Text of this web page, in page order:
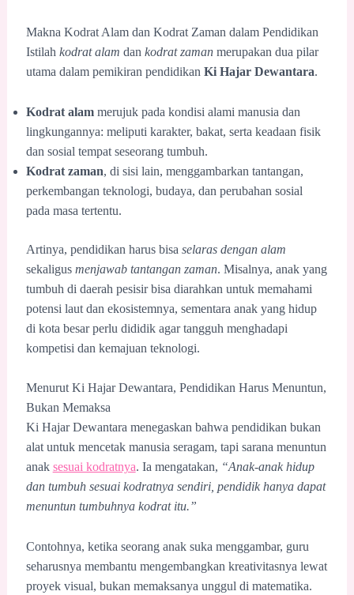
Makna Kodrat Alam dan Kodrat Zaman dalam Pendidikan
Istilah kodrat alam dan kodrat zamanmerupakan dua pilar
utama dalam pemikiran pendidikan Ki Hajar Dewantara.
Kodrat alammerujuk pada kondisi alami manusia dan
lingkungannya: meliputi karakter, bakat, serta keadaan fisik
dan sosial tempat seseorang tumbuh.
Kodrat zaman, di sisi lain, menggambarkan tantangan,
perkembangan teknologi, budaya, dan perubahan sosial
pada masa tertentu.
Artinya, pendidikan harus bisa selaras dengan alam
sekaligus menjawab tantangan zaman. Misalnya, anak yang
tumbuh di daerah pesisir bisa diarahkan untuk memahami
potensi laut dan ekosistemnya, sementara anak yang hidup
di kota besar perlu dididik agar tangguh menghadapi
kompetisi dan kemajuan teknologi.
Menurut Ki Hajar Dewantara, Pendidikan Harus Menuntun,
Bukan Memaksa
Ki Hajar Dewantara menegaskan bahwa pendidikan bukan
alat untuk mencetak manusia seragam, tapi sarana menuntun
anak sesuai kodratnya. Ia mengatakan, “Anak-anak hidup
dan tumbuh sesuai kodratnya sendiri, pendidik hanya dapat
menuntun tumbuhnya kodrat itu.”
Contohnya, ketika seorang anak suka menggambar, guru
seharusnya membantu mengembangkan kreativitasnya lewat
proyek visual, bukan memaksanya unggul di matematika.